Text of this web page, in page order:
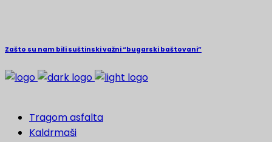
Zašto su nam bili suštinski važni “bugarski baštovani”
Tragom asfalta
Kaldrmaši